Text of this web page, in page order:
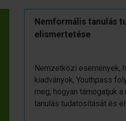
Nemformális tanulás
elismertetése
Nemzetközi események,
kiadványok, Youthpass
meg, hogyan támogatjuk
tanulás tudatosítását és